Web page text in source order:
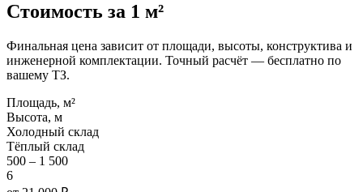
Стоимость за 1 м²
Финальная цена зависит от площади, высоты, конструктива и
инженерной комплектации. Точный расчёт — бесплатно по
вашему ТЗ.
Площадь, м²
Высота, м
Холодный склад
Тёплый склад
500 – 1 500
6